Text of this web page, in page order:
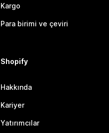
Kargo
Para birimi ve çeviri
Shopify
Hakkında
Kariyer
Yatırımcılar